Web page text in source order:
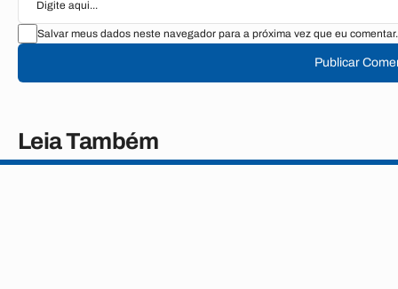
Salvar meus dados neste navegador para a próxima vez que eu comentar.
Publicar
Leia Também